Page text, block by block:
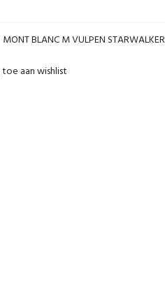
MONT BLANC M VULPEN
aan wishlist